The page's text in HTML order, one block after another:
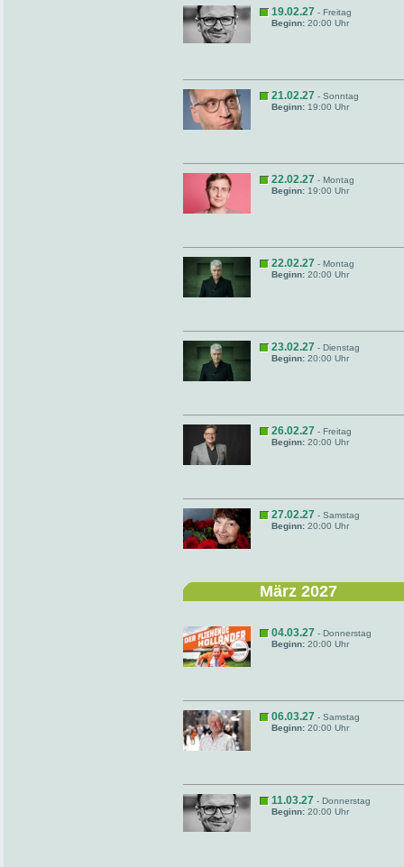
19.02.27 - Freitag
Beginn: 20:00 Uhr
21.02.27 - Sonntag
Beginn: 19:00 Uhr
22.02.27 - Montag
Beginn: 19:00 Uhr
22.02.27 - Montag
Beginn: 20:00 Uhr
23.02.27 - Dienstag
Beginn: 20:00 Uhr
26.02.27 - Freitag
Beginn: 20:00 Uhr
27.02.27 - Samstag
Beginn: 20:00 Uhr
März 2027
04.03.27 - Donnerstag
Beginn: 20:00 Uhr
06.03.27 - Samstag
Beginn: 20:00 Uhr
11.03.27 - Donnerstag
Beginn: 20:00 Uhr